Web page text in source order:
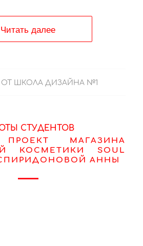
Читать далее
ОТ ШКОЛА ДИЗАЙНА №1
СТУДЕНТОВ
МАГАЗИНА
КОСМЕТИКИ SOUL
АННЫ